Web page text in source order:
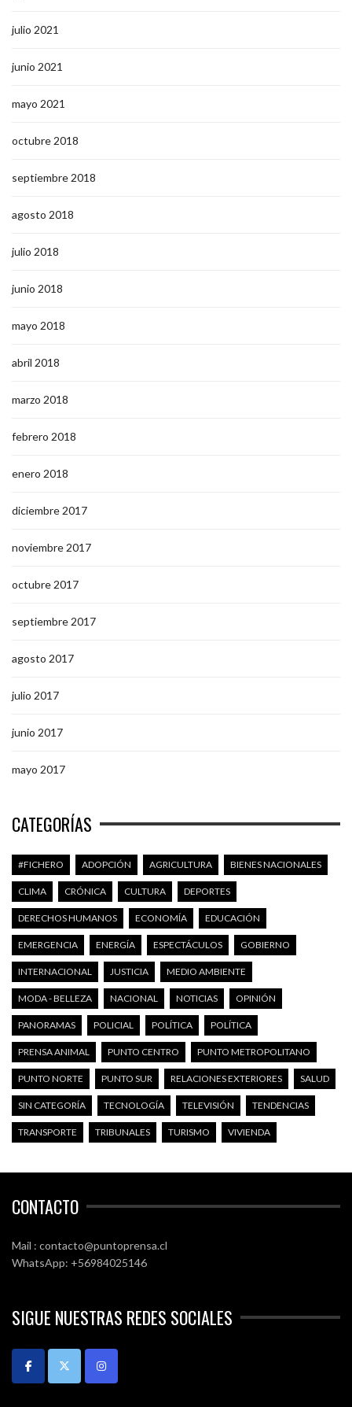
julio 2021
junio 2021
mayo 2021
octubre 2018
septiembre 2018
agosto 2018
julio 2018
junio 2018
mayo 2018
abril 2018
marzo 2018
febrero 2018
enero 2018
diciembre 2017
noviembre 2017
octubre 2017
septiembre 2017
agosto 2017
julio 2017
junio 2017
mayo 2017
CATEGORÍAS
#FICHERO ADOPCIÓN AGRICULTURA BIENES NACIONALES
CLIMA CRÓNICA CULTURA DEPORTES
DERECHOS HUMANOS ECONOMÍA EDUCACIÓN
EMERGENCIA ENERGÍA ESPECTÁCULOS GOBIERNO
INTERNACIONAL JUSTICIA MEDIO AMBIENTE
MODA - BELLEZA NACIONAL NOTICIAS OPINIÓN
PANORAMAS POLICIAL POLÍTICA POLÍTICA
PRENSA ANIMAL PUNTO CENTRO PUNTO METROPOLITANO
PUNTO NORTE PUNTO SUR RELACIONES EXTERIORES SALUD
SIN CATEGORÍA TECNOLOGÍA TELEVISIÓN TENDENCIAS
TRANSPORTE TRIBUNALES TURISMO VIVIENDA
CONTACTO
Mail : contacto@puntoprensa.cl
WhatsApp: +56984025146
SIGUE NUESTRAS REDES SOCIALES